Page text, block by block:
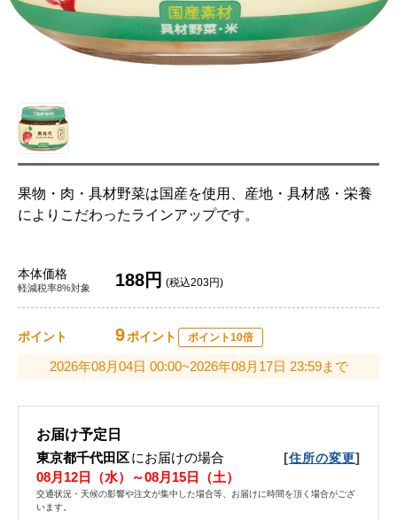
果物・肉・具材野菜は国産を使用、産地・具材感・栄養
によりこだわったラインアップです。
本体価格
軽減税率8%対象 188円 (税込203円)
ポイント 9ポイント ポイント10倍
2026年08月04日 00:00~2026年08月17日 23:59まで
お届け予定日
東京都千代田区にお届けの場合 [住所の変更]
08月12日（水）～08月15日（土）
交通状況・天候の影響や注文が集中した場合等、お届けに時間を頂く場合がござ
います。